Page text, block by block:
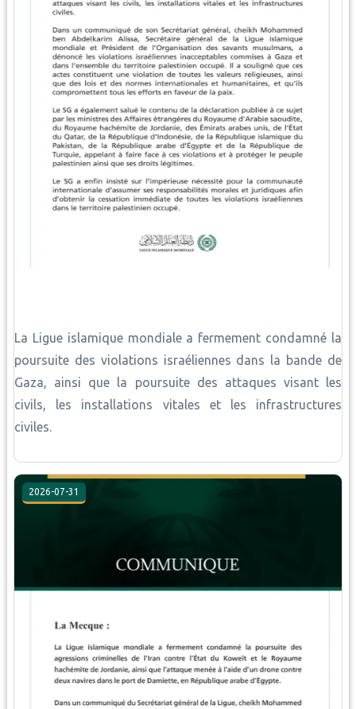
La Ligue islamique mondiale a fermement condamné la
poursuite des violations israéliennes dans la bande de
Gaza, ainsi que la poursuite des attaques visant les
civils, les installations vitales et les infrastructures
civiles.
2026-07-31